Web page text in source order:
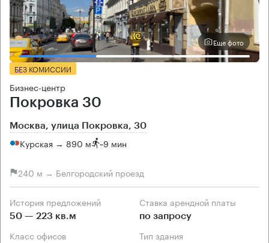
Еще фото
БЕЗ КОМИССИИ
Бизнес-центр
Покровка 30
Москва, улица Покровка, 30
Курская → 890 м ~9 мин
240 м → Белгородский проезд
История предложений
50 — 223 кв.м
Ставка арендной платы
по запросу
Класс офисов Тип здания